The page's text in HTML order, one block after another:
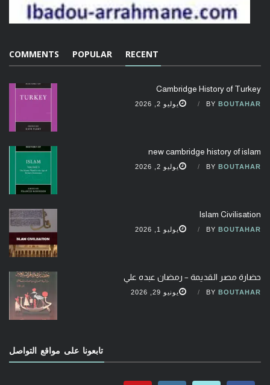
RECENT
POPULAR
COMMENTS
Cambridge History of Turkey
BY BOUTAHAR يوليو 2, 2026
new cambridge history of islam
BY BOUTAHAR يوليو 2, 2026
Islam Civilisation
BY BOUTAHAR يوليو 1, 2026
حضارة مصر القديمة – رمضان عبده علي
BY BOUTAHAR يونيو 29, 2026
تابعونا على مواقع التواصل